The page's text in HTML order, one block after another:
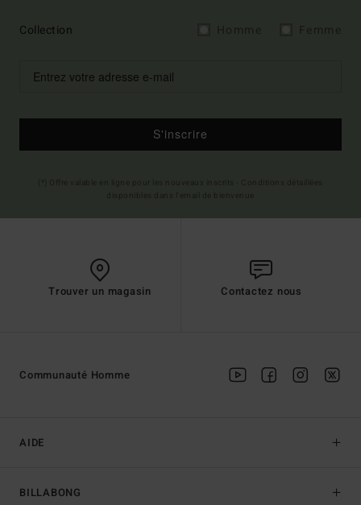
Collection
S'inscrire
Trouver un magasin Contactez nous
AIDE
BILLABONG
Communauté Homme